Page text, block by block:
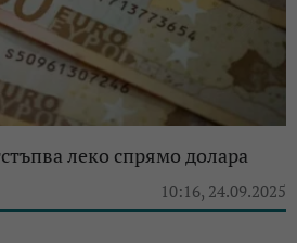
леко спрямо долара
10:16, 24.09.2025